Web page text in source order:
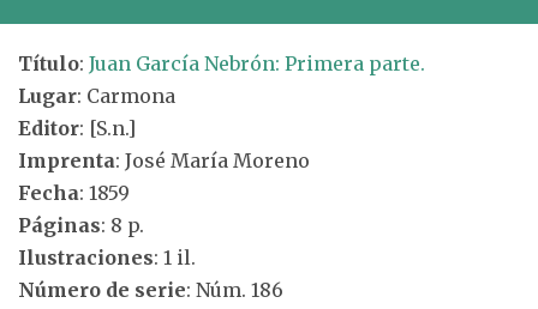
Título: Juan García Nebrón: Primera parte.
Lugar: Carmona
Editor: [S.n.]
Imprenta: José María Moreno
Fecha: 1859
Páginas: 8 p.
Ilustraciones: 1 il.
Número de serie: Núm. 186